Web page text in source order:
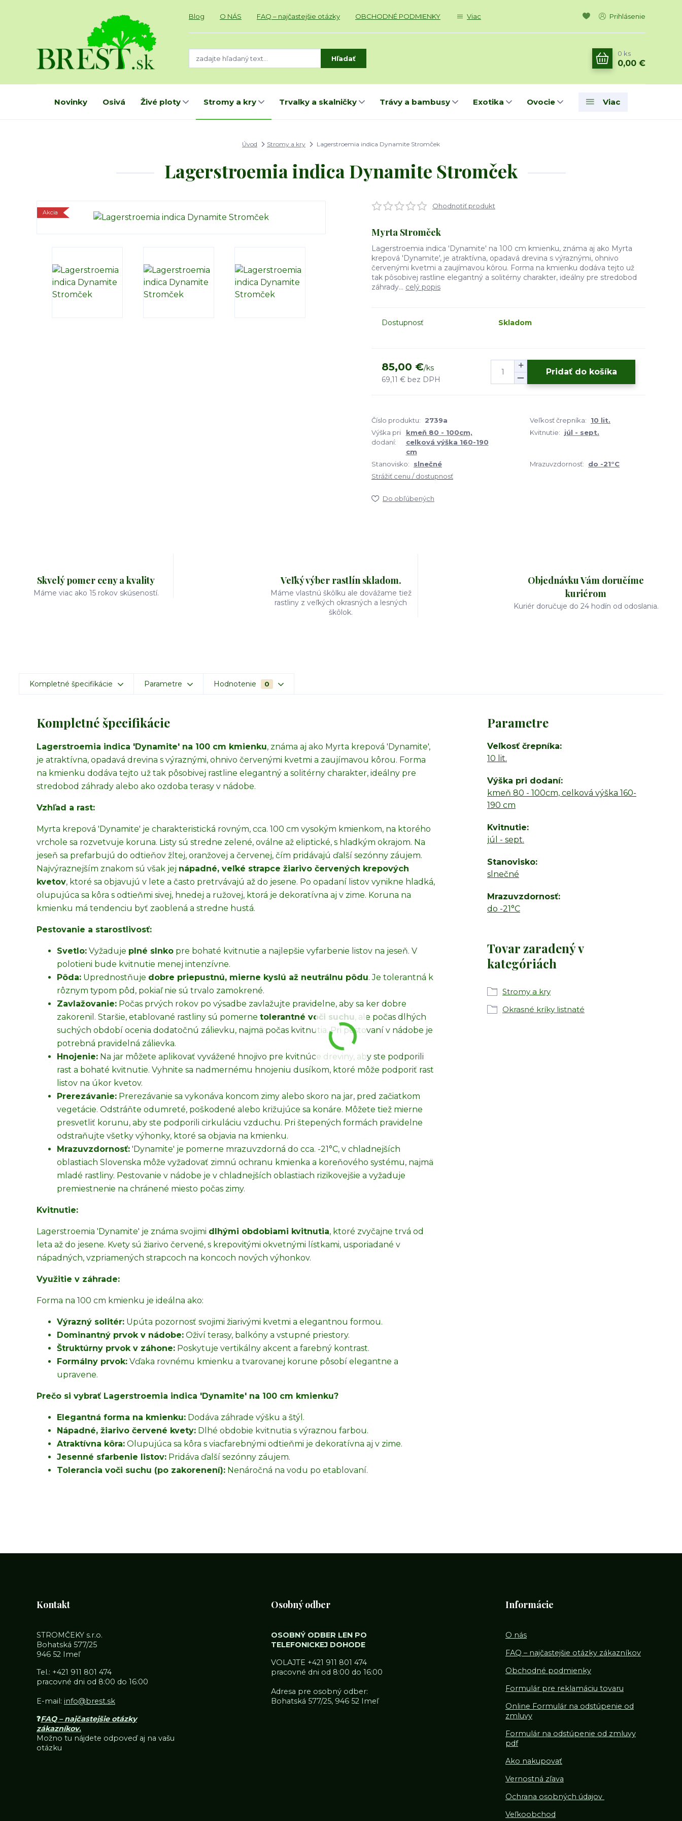
Blog O NÁS FAQ – najčastejšie otázky OBCHODNÉ PODMIENKY Viac Prihlásenie
Hľadať
0 ks
0,00 €
Novinky Osivá Živé ploty Stromy a kry Trvalky a skalničky Trávy a bambusy Exotika Ovocie Viac
Úvod Stromy a kry Lagerstroemia indica Dynamite Stromček
Lagerstroemia indica Dynamite Stromček
Akcia
Ohodnotiť produkt
Myrta Stromček
Lagerstroemia indica 'Dynamite' na 100 cm kmienku, známa aj ako Myrta
krepová 'Dynamite', je atraktívna, opadavá drevina s výraznými, ohnivo
červenými kvetmi a zaujímavou kôrou. Forma na kmienku dodáva tejto už
tak pôsobivej rastline elegantný a solitérny charakter, ideálny pre stredobod
záhrady... celý popis
Dostupnosť Skladom
85,00 €/ks
69,11 € bez DPH
Pridať do košíka
Číslo produktu: 2739a Veľkosť črepníka:
10 lit.
Výška pri
dodaní:
kmeň 80 - 100cm,
celková výška 160-190
cm
Kvitnutie: júl - sept.
Stanovisko: slnečné Mrazuvzdornosť:
do -21°C
Strážiť cenu / dostupnosť
Do obľúbených
Skvelý pomer ceny a kvality
Máme viac ako 15 rokov skúseností.
Veľký výber rastlín skladom.
Máme vlastnú škôlku ale dovážame tiež
rastliny z veľkých okrasných a lesných
škôlok.
Objednávku Vám doručíme
kuriérom
Kuriér doručuje do 24 hodín od odoslania.
Kompletné špecifikácie Parametre Hodnotenie 0
Kompletné špecifikácie
Lagerstroemia indica 'Dynamite' na 100 cm kmienku, známa aj ako Myrta krepová 'Dynamite',
je atraktívna, opadavá drevina s výraznými, ohnivo červenými kvetmi a zaujímavou kôrou. Forma
na kmienku dodáva tejto už tak pôsobivej rastline elegantný a solitérny charakter, ideálny pre
stredobod záhrady alebo ako ozdoba terasy v nádobe.
Vzhľad a rast:
Myrta krepová 'Dynamite' je charakteristická rovným, cca. 100 cm vysokým kmienkom, na ktorého
vrchole sa rozvetvuje koruna. Listy sú stredne zelené, oválne až eliptické, s hladkým okrajom. Na
jeseň sa prefarbujú do odtieňov žltej, oranžovej a červenej, čím pridávajú ďalší sezónny záujem.
Najvýraznejším znakom sú však jej nápadné, veľké strapce žiarivo červených krepových
kvetov, ktoré sa objavujú v lete a často pretrvávajú až do jesene. Po opadaní listov vynikne hladká,
olupujúca sa kôra s odtieňmi sivej, hnedej a ružovej, ktorá je dekoratívna aj v zime. Koruna na
kmienku má tendenciu byť zaoblená a stredne hustá.
Pestovanie a starostlivosť:
Svetlo: Vyžaduje plné slnko pre bohaté kvitnutie a najlepšie vyfarbenie listov na jeseň. V
polotieni bude kvitnutie menej intenzívne.
Pôda: Uprednostňuje dobre priepustnú, mierne kyslú až neutrálnu pôdu. Je tolerantná k
rôznym typom pôd, pokiaľ nie sú trvalo zamokrené.
Zavlažovanie: Počas prvých rokov po výsadbe zavlažujte pravidelne, aby sa ker dobre
zakorenil. Staršie, etablované rastliny sú pomerne tolerantné voči suchu, ale počas dlhých
suchých období ocenia dodatočnú zálievku, najmä počas kvitnutia. Pri pestovaní v nádobe je
potrebná pravidelná zálievka.
Hnojenie: Na jar môžete aplikovať vyvážené hnojivo pre kvitnúce dreviny, aby ste podporili
rast a bohaté kvitnutie. Vyhnite sa nadmernému hnojeniu dusíkom, ktoré môže podporiť rast
listov na úkor kvetov.
Prerezávanie: Prerezávanie sa vykonáva koncom zimy alebo skoro na jar, pred začiatkom
vegetácie. Odstráňte odumreté, poškodené alebo križujúce sa konáre. Môžete tiež mierne
presvetliť korunu, aby ste podporili cirkuláciu vzduchu. Pri štepených formách pravidelne
odstraňujte všetky výhonky, ktoré sa objavia na kmienku.
Mrazuvzdornosť: 'Dynamite' je pomerne mrazuvzdorná do cca. -21°C, v chladnejších
oblastiach Slovenska môže vyžadovať zimnú ochranu kmienka a koreňového systému, najmä
mladé rastliny. Pestovanie v nádobe je v chladnejších oblastiach rizikovejšie a vyžaduje
premiestnenie na chránené miesto počas zimy.
Kvitnutie:
Lagerstroemia 'Dynamite' je známa svojimi dlhými obdobiami kvitnutia, ktoré zvyčajne trvá od
leta až do jesene. Kvety sú žiarivo červené, s krepovitými okvetnými lístkami, usporiadané v
nápadných, vzpriamených strapcoch na koncoch nových výhonkov.
Využitie v záhrade:
Forma na 100 cm kmienku je ideálna ako:
Výrazný solitér: Upúta pozornosť svojimi žiarivými kvetmi a elegantnou formou.
Dominantný prvok v nádobe: Oživí terasy, balkóny a vstupné priestory.
Štruktúrny prvok v záhone: Poskytuje vertikálny akcent a farebný kontrast.
Formálny prvok: Vďaka rovnému kmienku a tvarovanej korune pôsobí elegantne a
upravene.
Prečo si vybrať Lagerstroemia indica 'Dynamite' na 100 cm kmienku?
Elegantná forma na kmienku: Dodáva záhrade výšku a štýl.
Nápadné, žiarivo červené kvety: Dlhé obdobie kvitnutia s výraznou farbou.
Atraktívna kôra: Olupujúca sa kôra s viacfarebnými odtieňmi je dekoratívna aj v zime.
Jesenné sfarbenie listov: Pridáva ďalší sezónny záujem.
Tolerancia voči suchu (po zakorenení): Nenáročná na vodu po etablovaní.
Parametre
Veľkosť črepníka
10 lit.
Výška pri dodaní
kmeň 80 - 100cm, celková výška 160-
190 cm
Kvitnutie
júl - sept.
Stanovisko
slnečné
Mrazuvzdornosť
do -21°C
Tovar zaradený v
kategóriách
Stromy a kry
Okrasné kríky listnaté
Kontakt
STROMČEKY s.r.o.
Bohatská 577/25
946 52 Imeľ
Tel.: +421 911 801 474
pracovné dni od 8:00 do 16:00
E-mail: info@brest.sk
❓FAQ – najčastejšie otázky
zákazníkov.
Možno tu nájdete odpoveď aj na vašu
otázku
Osobný odber
OSOBNÝ ODBER LEN PO
TELEFONICKEJ DOHODE
VOLAJTE +421 911 801 474
pracovné dni od 8:00 do 16:00
Adresa pre osobný odber:
Bohatská 577/25, 946 52 Imeľ
Informácie
O nás
FAQ – najčastejšie otázky zákazníkov
Obchodné podmienky
Formulár pre reklamáciu tovaru
Online Formulár na odstúpenie od
zmluvy
Formulár na odstúpenie od zmluvy
pdf
Ako nakupovať
Vernostná zľava
Ochrana osobných údajov
Veľkoobchod